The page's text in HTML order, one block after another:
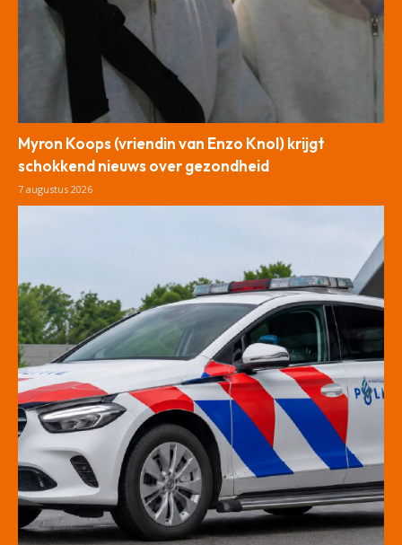
Myron Koops (vriendin van Enzo Knol) krijgt
schokkend nieuws over gezondheid
7 augustus 2026